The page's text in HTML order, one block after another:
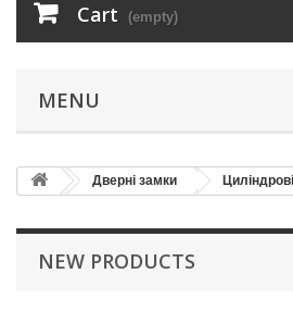
Cart (empty)
MENU
Дверні замки
NEW PRODUCTS